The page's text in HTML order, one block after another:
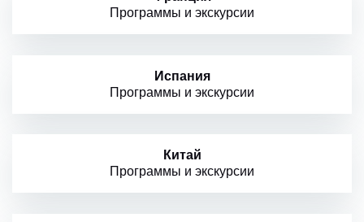
Программы и экскурсии
Испания
Программы и экскурсии
Китай
Программы и экскурсии